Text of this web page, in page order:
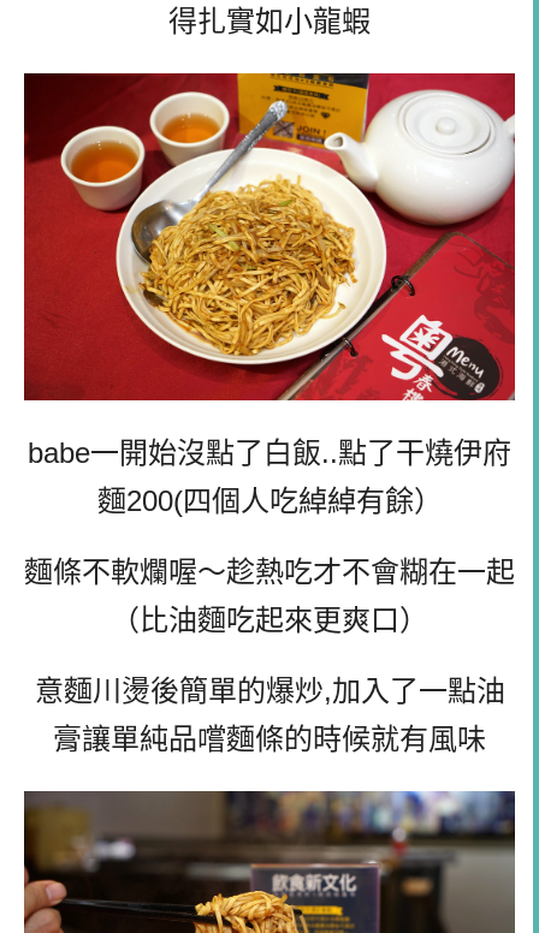
得扎實如小龍蝦
babe一開始沒點了白飯..點了干燒伊府
麵200(四個人吃綽綽有餘）
麵條不軟爛喔～趁熱吃才不會糊在一起
（比油麵吃起來更爽口）
意麵川燙後簡單的爆炒,加入了一點油
膏讓單純品嚐麵條的時候就有風味